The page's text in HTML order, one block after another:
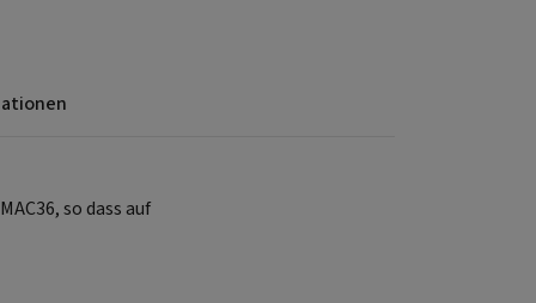
so dass auf